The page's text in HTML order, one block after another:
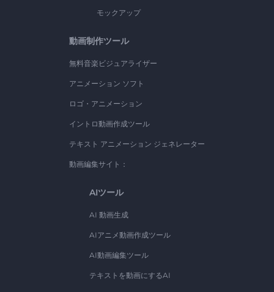
モックアップ
動画制作ツール
無料音楽ビジュアライザー
アニメーション ソフト
ロゴ・アニメーション
イントロ動画作成ツール
テキスト アニメーション ジェネレーター
動画編集サイト：
AIツール
AI 動画生成
AIアニメ動画作成ツール
AI動画編集ツール
テキストを動画にするAI